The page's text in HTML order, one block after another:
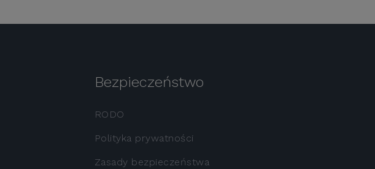
Bezpieczeństwo
RODO
Polityka prywatności
Zasady bezpieczeństwa